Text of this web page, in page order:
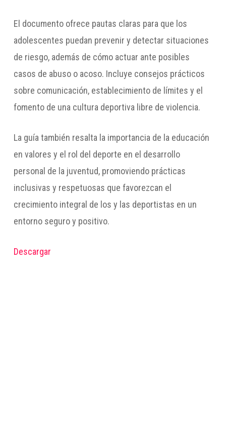
El documento ofrece pautas claras para que los
adolescentes puedan prevenir y detectar situaciones
de riesgo, además de cómo actuar ante posibles
casos de abuso o acoso. Incluye consejos prácticos
sobre comunicación, establecimiento de límites y el
fomento de una cultura deportiva libre de violencia.
La guía también resalta la importancia de la educación
en valores y el rol del deporte en el desarrollo
personal de la juventud, promoviendo prácticas
inclusivas y respetuosas que favorezcan el
crecimiento integral de los y las deportistas en un
entorno seguro y positivo.
Descargar